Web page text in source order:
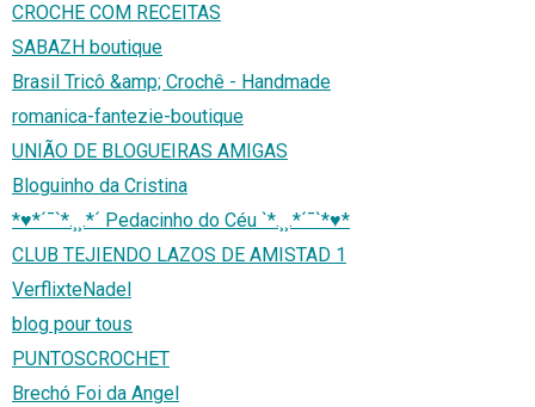
CROCHE COM RECEITAS
SABAZH boutique
Brasil Tricô &amp; Crochê - Handmade
romanica-fantezie-boutique
UNIÃO DE BLOGUEIRAS AMIGAS
Bloguinho da Cristina
*♥*´¯`*.¸¸.*´ Pedacinho do Céu `*.¸¸.*´¯`*♥*
CLUB TEJIENDO LAZOS DE AMISTAD 1
VerflixteNadel
blog pour tous
PUNTOSCROCHET
Brechó Foi da Angel